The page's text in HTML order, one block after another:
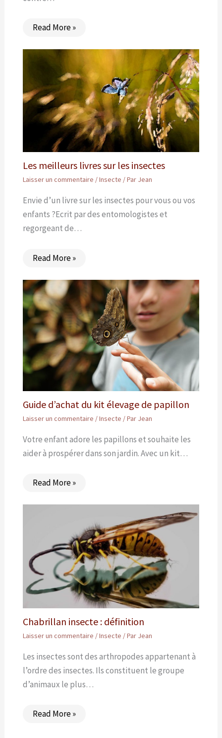
Read More »
Les meilleurs livres sur les insectes
Laisser un commentaire /Insecte / Par Jean
Envie d’un livre sur les insectes pour vous ou vos
enfants ?Ecrit par des entomologistes et
regorgeant de…
Read More »
Guide d’achat du kit élevage de papillon
Laisser un commentaire /Insecte / Par Jean
Votre enfant adore les papillons et souhaite les
aider à prospérer dans son jardin. Avec un kit…
Read More »
Chabrillan insecte : définition
Laisser un commentaire /Insecte / Par Jean
Les insectes sont des arthropodes appartenant à
l’ordre des insectes. Ils constituent le groupe
d’animaux le plus…
Read More »